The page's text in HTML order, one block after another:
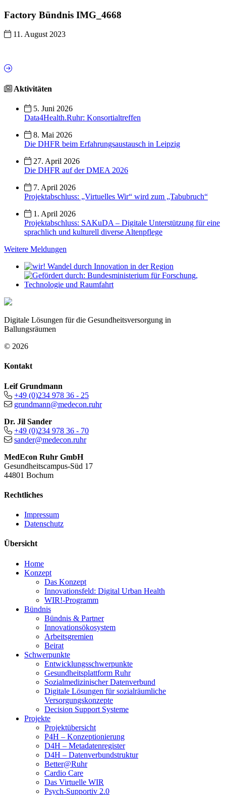
Factory Bündnis IMG_4668
11. August 2023
Aktivitäten
5. Juni 2026
Data4Health.Ruhr: Konsortialtreffen
8. Mai 2026
Die DHFR beim Erfahrungsaustausch in Leipzig
27. April 2026
Die DHFR auf der DMEA 2026
7. April 2026
Projektabschluss: „Virtuelles Wir“ wird zum „Tabubruch“
1. April 2026
Projektabschluss: SAKuDA – Digitale Unterstützung für eine
sprachlich und kulturell diverse Altenpflege
Weitere Meldungen
Digitale Lösungen für die Gesundheitsversorgung in
Ballungsräumen
© 2026
Kontakt
Leif Grundmann
+49 (0)234 978 36 - 25
grundmann@medecon.ruhr
Dr. Jil Sander
+49 (0)234 978 36 - 70
sander@medecon.ruhr
MedEcon Ruhr GmbH
Gesundheitscampus-Süd 17
44801 Bochum
Rechtliches
Impressum
Datenschutz
Übersicht
Home
Konzept
Das Konzept
Innovationsfeld: Digital Urban Health
WIR!-Programm
Bündnis
Bündnis & Partner
Innovationsökosystem
Arbeitsgremien
Beirat
Schwerpunkte
Entwicklungsschwerpunkte
Gesundheitsplattform Ruhr
Sozialmedizinischer Datenverbund
Digitale Lösungen für sozialräumliche
Versorgungskonzepte
Decision Support Systeme
Projekte
Projektübersicht
P4H – Konzeptionierung
D4H – Metadatenregister
D4H – Datenverbundstruktur
Better@Ruhr
Cardio Care
Das Virtuelle WIR
Psych-Supportiv 2.0